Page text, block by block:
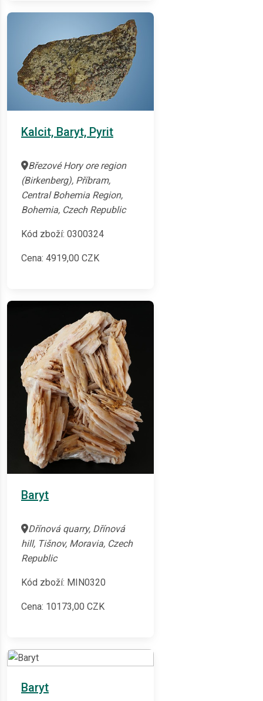
Kalcit, Baryt, Pyrit
Březové Hory ore region
(Birkenberg), Příbram,
Central Bohemia Region,
Bohemia, Czech Republic
Kód zboží: 0300324
Cena: 4919,00 CZK
Baryt
Dřínová quarry, Dřínová
hill, Tišnov, Moravia, Czech
Republic
Kód zboží: MIN0320
Cena: 10173,00 CZK
Baryt